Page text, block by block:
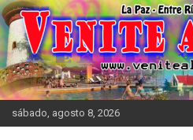
Skip
to
content
sábado, agosto 8, 2026